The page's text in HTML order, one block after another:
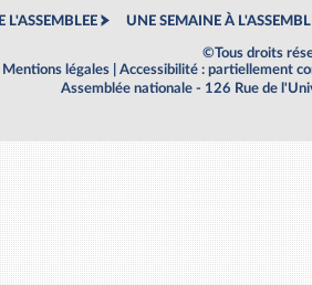
L'ASSEMBLEE UNE SEMAINE À
©Tous droits
Mentions légales
Accessibilité : partiellement
Assemblée nationale - 126 Rue de